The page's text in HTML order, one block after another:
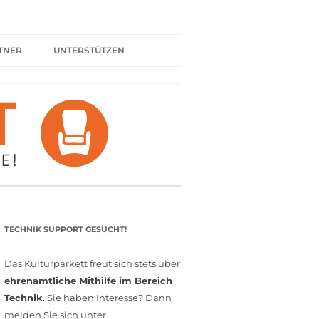
UNTERSTÜTZEN
SPENDEN
FÖRDERMITGLIED WERDEN
MITGLIEDSCHAFT
TECHNIK SUPPORT GESUCHT!
Das Kulturparkett freut sich stets über
ehrenamtliche Mithilfe im Bereich
Technik. Sie haben Interesse? Dann
melden Sie sich unter